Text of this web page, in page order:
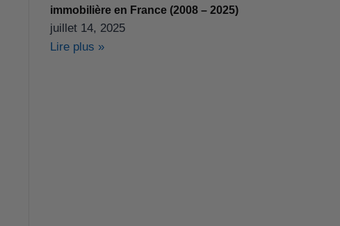
immobilière en France (2008 – 2025)
juillet 14, 2025
Lire plus »